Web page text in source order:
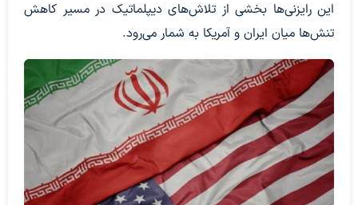
این رایزنی‌ها بخشی از تلاش‌های دیپلماتیک در مسیر کاهش
تنش‌ها میان ایران و آمریکا به شمار می‌رود.